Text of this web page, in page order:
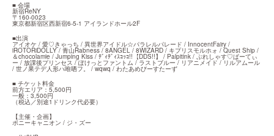
■ 会場
新宿ReNY
〒160-0023
東京都新宿区西新宿6-5-1 アイランドホール2F
■出演
アイオケ / 愛♡きゃっち / 異世界アイドル☆パラレルパレード / InnocentFairy /
iROTORiDOLLY / 青山Rabness / 8ANGEL / 8WIZARD / キプリスモルホォ / Quest Ship /
＆chocolamie / Jumping Kiss / ﾃﾞｨﾃﾞｨｽｺｯｺ!!【DDS!!】 / Palpitink / ぷれしゃす♡ぱーてぃ
ー / 放課後プリンセス / ぽけっとファントム / ラストブルー / リアニメイド / リルアムール
/ 世ノ果テデ人形ハ唯哂フ。 / wqwq / わたあめびーすたーず
■ チケット料金
前方エリア：5,500円
一般：3,500円
（税込／別途1ドリンク代必要）
【主催・企画】
ポニーキャニオン / ジ・ズー